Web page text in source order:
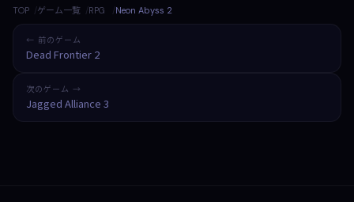
TOP ゲーム一覧 RPG Neon Abyss 2
← 前のゲーム
Dead Frontier 2
次のゲーム →
Jagged Alliance 3